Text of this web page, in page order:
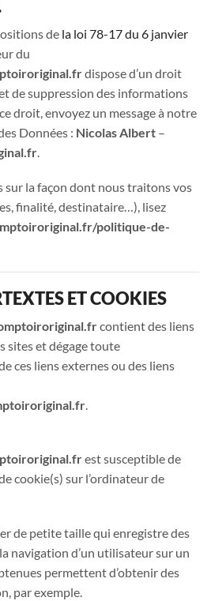
de la loi 78-17 du 6 janvier
du
dispose d’un droit
de suppression des informations
droit, envoyez un message à notre
Données : Nicolas Albert –
.
sur la façon dont nous traitons vos
finalité, destinataire…), lisez
politique-de-
ET COOKIES
contient des liens
sites et dégage toute
ces liens externes ou des liens
.
est susceptible de
cookie(s) sur l’ordinateur de
de petite taille qui enregistre des
navigation d’un utilisateur sur un
permettent d’obtenir des
par exemple.